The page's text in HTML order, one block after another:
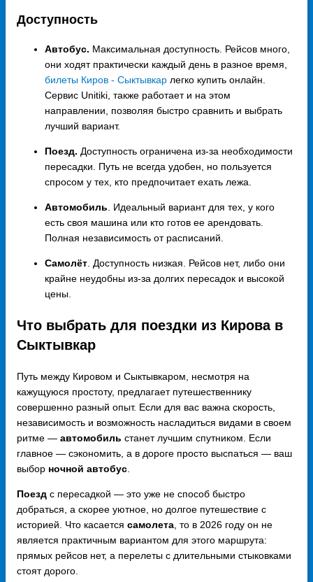
Доступность
Автобус. Максимальная доступность. Рейсов много,
они ходят практически каждый день в разное время,
билеты Киров - Сыктывкар легко купить онлайн.
Сервис Unitiki, также работает и на этом
направлении, позволяя быстро сравнить и выбрать
лучший вариант.
Поезд. Доступность ограничена из-за необходимости
пересадки. Путь не всегда удобен, но пользуется
спросом у тех, кто предпочитает ехать лежа.
Автомобиль . Идеальный вариант для тех, у кого
есть своя машина или кто готов ее арендовать.
Полная независимость от расписаний.
Самолёт . Доступность низкая. Рейсов нет, либо они
крайне неудобны из-за долгих пересадок и высокой
цены.
Что выбрать для поездки из Кирова в
Сыктывкар
Путь между Кировом и Сыктывкаром, несмотря на
кажущуюся простоту, предлагает путешественнику
совершенно разный опыт. Если для вас важна скорость,
независимость и возможность насладиться видами в своем
ритме — автомобиль станет лучшим спутником. Если
главное — сэкономить, а в дороге просто выспаться — ваш
выбор ночной автобус
Поезд с пересадкой — это уже не способ быстро
добраться, а скорее уютное, но долгое путешествие с
историей. Что касается самолета , то в 2026 году он не
является практичным вариантом для этого маршрута:
прямых рейсов нет, а перелеты с длительными стыковками
стоят дорого.